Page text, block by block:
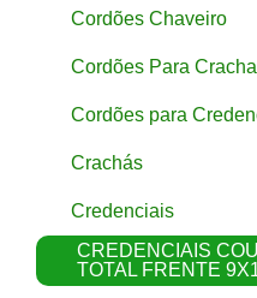
Cordões Chaveiro
Cordões Para
Cordões para
Crachás
Credenciais
CREDENCIAIS
TOTAL FRENTE